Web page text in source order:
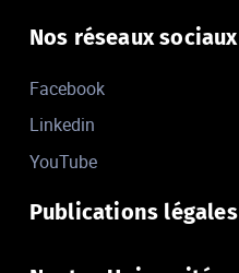
Nos réseaux sociaux
Facebook
Linkedin
YouTube
Publications légales